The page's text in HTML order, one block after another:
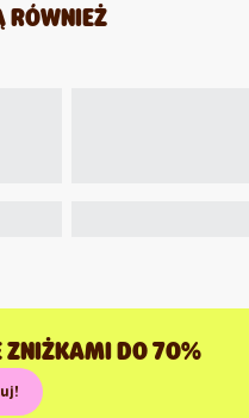
RÓWNIEŻ
ZNIŻKAMI DO 70%